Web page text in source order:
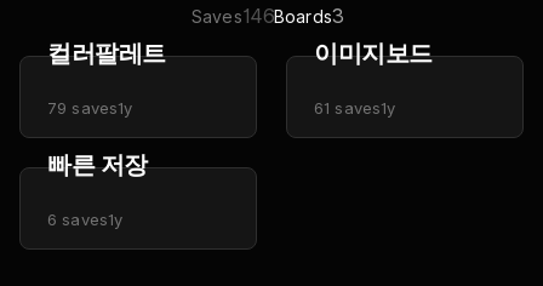
Saves146Boards3
컬러팔레트
79 saves1y
이미지보드
61 saves1y
빠른 저장
6 saves1y